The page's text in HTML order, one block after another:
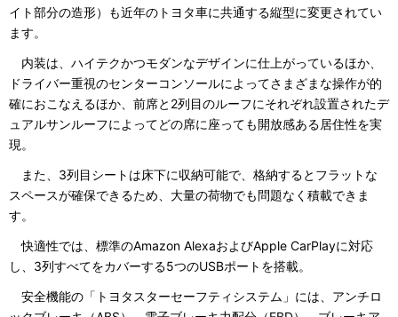
イト部分の造形）も近年のトヨタ車に共通する縦型に変更されてい
ます。
内装は、ハイテクかつモダンなデザインに仕上がっているほか、
ドライバー重視のセンターコンソールによってさまざまな操作が的
確におこなえるほか、前席と2列目のルーフにそれぞれ設置されたデ
ュアルサンルーフによってどの席に座っても開放感ある居住性を実
現。
また、3列目シートは床下に収納可能で、格納するとフラットな
スペースが確保できるため、大量の荷物でも問題なく積載できま
す。
快適性では、標準のAmazon AlexaおよびApple CarPlayに対応
し、3列すべてをカバーする5つのUSBポートを搭載。
安全機能の「トヨタスターセーフティシステム」には、アンチロ